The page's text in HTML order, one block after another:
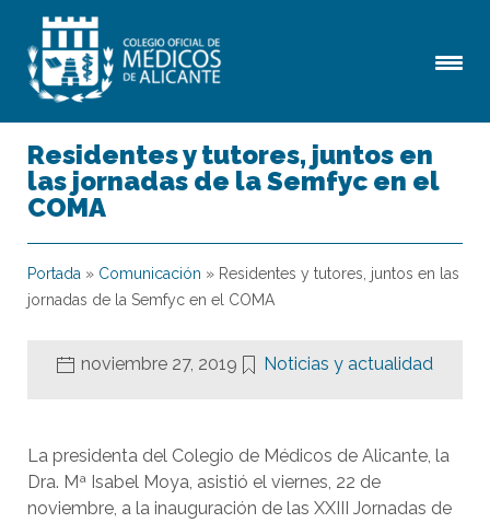
Residentes y tutores, juntos en
las jornadas de la Semfyc en el
COMA
Portada » Comunicación » Residentes y tutores, juntos en las
jornadas de la Semfyc en el COMA
noviembre 27, 2019 Noticias y actualidad
La presidenta del Colegio de Médicos de Alicante, la
Dra. Mª Isabel Moya, asistió el viernes, 22 de
noviembre, a la inauguración de las XXIII Jornadas de